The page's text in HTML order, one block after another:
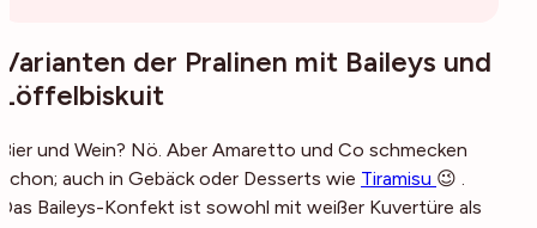
Varianten der Pralinen mit Baileys und
Löffelbiskuit
Bier und Wein? Nö. Aber Amaretto und Co schmecken
schon; auch in Gebäck oder Desserts wie Tiramisu 😉 .
Das Baileys-Konfekt ist sowohl mit weißer Kuvertüre als